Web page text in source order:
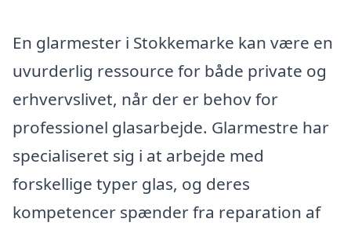
En glarmester i Stokkemarke kan være en
uvurderlig ressource for både private og
erhvervslivet, når der er behov for
professionel glasarbejde. Glarmestre har
specialiseret sig i at arbejde med
forskellige typer glas, og deres
kompetencer spænder fra reparation af